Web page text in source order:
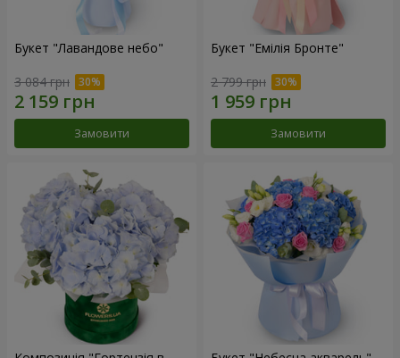
Букет "Лавандове небо"
3 084 грн
Замовити
Букет "Емілія Бронте"
2 799 грн
Замовити